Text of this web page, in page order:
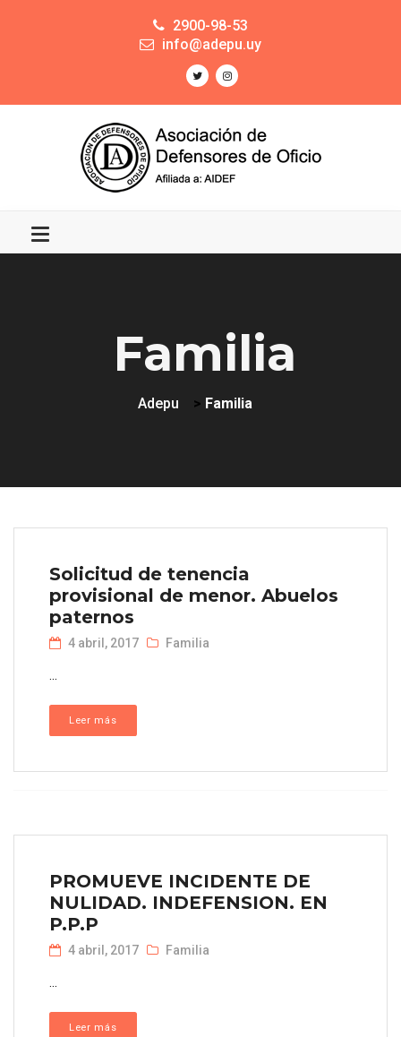
2900-98-53
info@adepu.uy
Familia
Adepu > Familia
Solicitud de tenencia
provisional de menor. Abuelos
paternos
4 abril, 2017 Familia
...
Leer más
PROMUEVE INCIDENTE DE
NULIDAD. INDEFENSION. EN
P.P.P
4 abril, 2017 Familia
...
Leer más